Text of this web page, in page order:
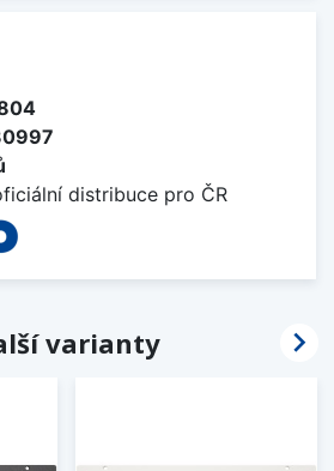
distribuce pro ČR
varianty 